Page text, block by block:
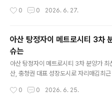
어나면서 젊은 층 유입도 지속되고 있습니
프라가 함께 성장하는 대표적인 신도시로
다. 실제로 평택시는 최근 수년간 청년층
유입이 꾸준한 도시로 꼽히고 있습니다. 산
일자리가 늘어납니다. 일자리가 늘어나면
께 증가합니다. 이러한 선순환 구조 속에
다. 이 가운데 평택 고덕국제신도시 A-63
0 0 2026. 6. 27.
아산 탕정자이 메트로시티 3차
슈는
아산 탕정자이 메트로시티 3차 분양가 최
산, 충청권 대표 성장도시로 자리매김최
빼놓기 어렵습니다. 실제로 천안·아산은
0 0 2026. 6. 25.